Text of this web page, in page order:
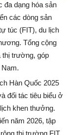
đa dạng hóa sản
các dòng sản
túc (FIT), du lịch
Tổng cộng
thị trường, góp
Hàn Quốc 2025
đối tác tiêu biểu ở
khen thưởng.
năm 2026, tập
thị trường FIT